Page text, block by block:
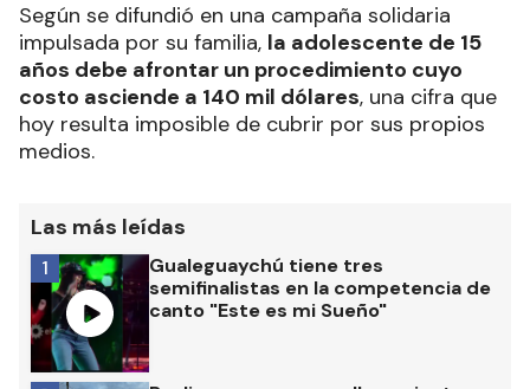
Según se difundió en una campaña solidaria
impulsada por su familia, la adolescente de 15
años debe afrontar un procedimiento cuyo
costo asciende a 140 mil dólares, una cifra que
hoy resulta imposible de cubrir por sus propios
medios.
Las más leídas
Gualeguaychú tiene tres
semifinalistas en la competencia de
canto "Este es mi Sueño"
1